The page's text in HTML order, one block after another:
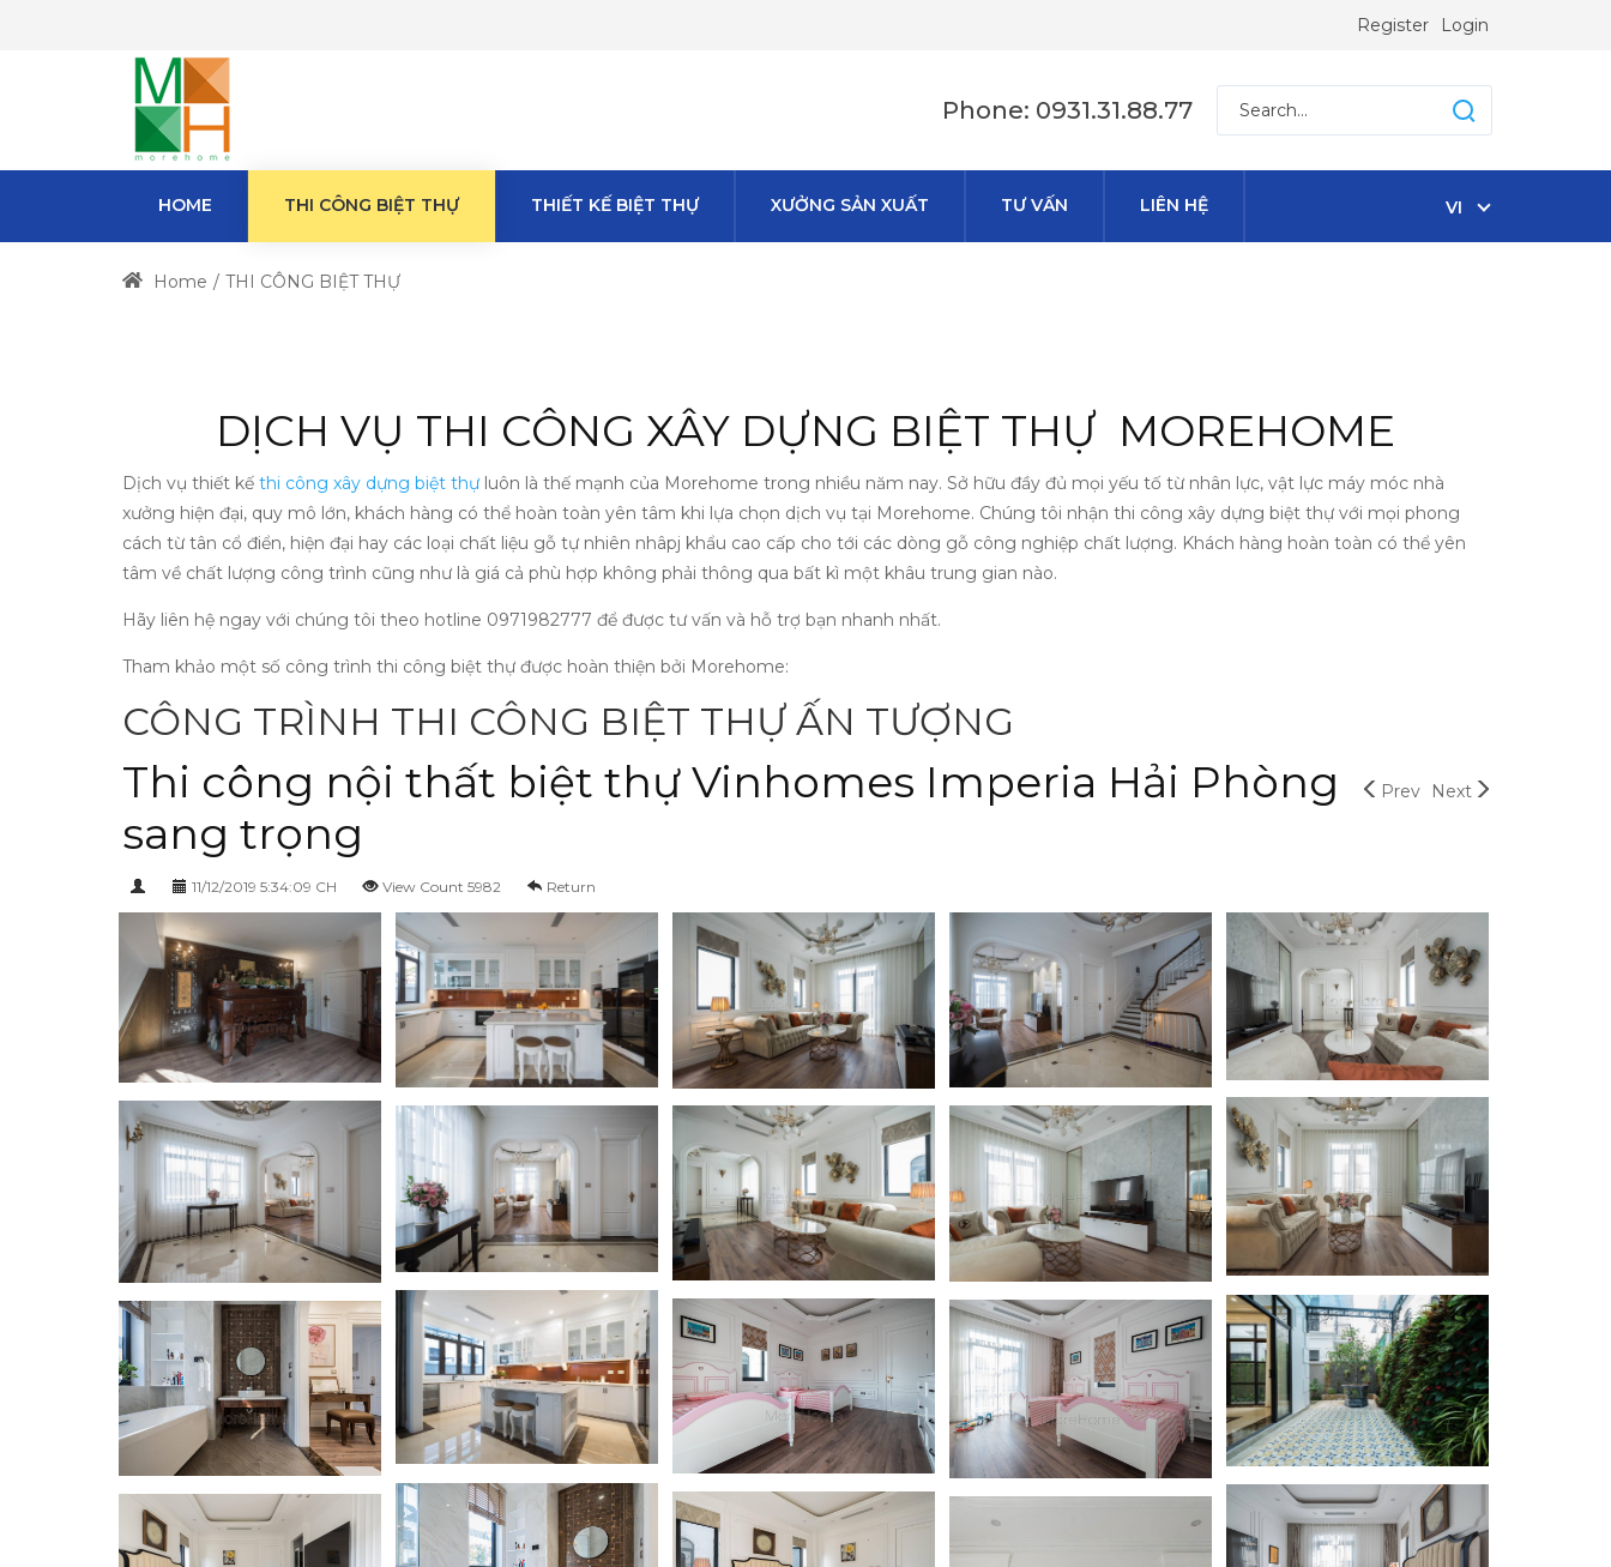
Register Login
Phone: 0931.31.88.77
HOME THI CÔNG BIỆT THỰ THIẾT KẾ BIỆT THỰ XƯỞNG SẢN XUẤT TƯ VẤN LIÊN HỆ VI
Home THI CÔNG BIỆT THỰ
DỊCH VỤ THI CÔNG XÂY DỰNG BIỆT THỰ MOREHOME
Dịch vụ thiết kế thi công xây dựng biệt thựluôn là thế mạnh của Morehome trong nhiều năm nay. Sở hữu đầy đủ mọi yếu tố từ nhân lực, vật lực máy móc nhà
xưởng hiện đại, quy mô lớn, khách hàng có thể hoàn toàn yên tâm khi lựa chọn dịch vụ tại Morehome. Chúng tôi nhận thi công xây dựng biệt thự với mọi phong
cách từ tân cổ điển, hiện đại hay các loại chất liệu gỗ tự nhiên nhâpj khẩu cao cấp cho tới các dòng gỗ công nghiệp chất lượng. Khách hàng hoàn toàn có thể yên
tâm về chất lượng công trình cũng như là giá cả phù hợp không phải thông qua bất kì một khâu trung gian nào.
Hãy liên hệ ngay với chúng tôi theo hotline 0971982777 để được tư vấn và hỗ trợ bạn nhanh nhất.
Tham khảo một số công trình thi công biệt thự được hoàn thiện bởi Morehome:
CÔNG TRÌNH THI CÔNG BIỆT THỰ ẤN TƯỢNG
Prev Next
Thi công nội thất biệt thự Vinhomes Imperia Hải Phòng
sang trọng
11/12/2019 5:34:09 CH View Count 5982 Return